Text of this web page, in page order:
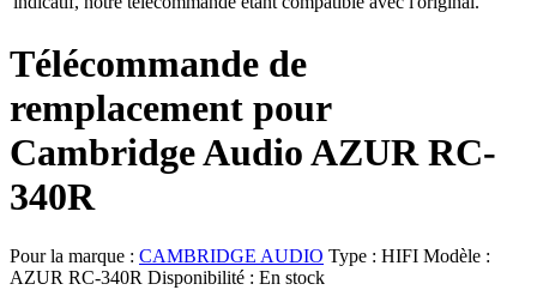
Télécommande de
remplacement pour
Cambridge Audio AZUR RC-
340R
Pour la marque : CAMBRIDGE AUDIO Type : HIFI Modèle :
AZUR RC-340R Disponibilité : En stock